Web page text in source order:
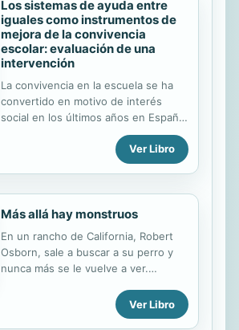
Los sistemas de ayuda entre
iguales como instrumentos de
mejora de la convivencia
escolar: evaluación de una
intervención
La convivencia en la escuela se ha
convertido en motivo de interés
social en los últimos años en España.
Los conflictos de relación que
surgen entre alumnado y
profesorado, entre el propio
familias. La realidad de la escuela de
hoy exige un trabajo conjunto de
equipos de investigación,
administraciones, centros y
profesorado, para adaptar la
de los alumnos. Este libro recoge la
investigación de tres equipos cuyo
objetivo fue la elaboración de los
Ver Libro
Más allá hay monstruos
En un rancho de California, Robert
Osborn, sale a buscar a su perro y
nunca más se le vuelve a ver.
hallazgo de una probable arma
asesina, hacen que su esposa,
Ver Libro